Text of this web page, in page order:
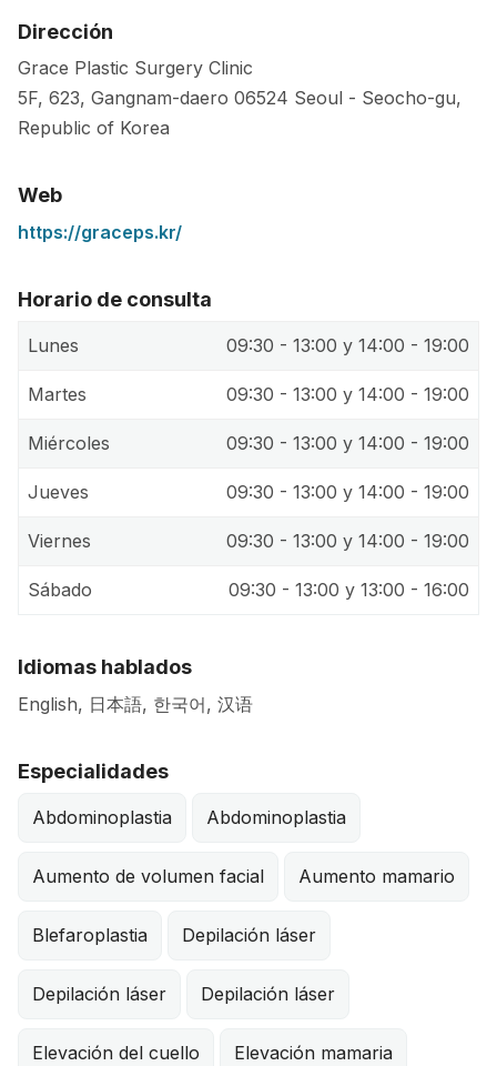
Dirección
Grace Plastic Surgery Clinic
5F, 623, Gangnam-daero 06524 Seoul - Seocho-gu,
Republic of Korea
Web
https://graceps.kr/
Horario de consulta
Lunes 09:30 - 13:00 y 14:00 - 19:00
Martes 09:30 - 13:00 y 14:00 - 19:00
Miércoles 09:30 - 13:00 y 14:00 - 19:00
Jueves 09:30 - 13:00 y 14:00 - 19:00
Viernes 09:30 - 13:00 y 14:00 - 19:00
Sábado 09:30 - 13:00 y 13:00 - 16:00
Idiomas hablados
English, 日本語, 한국어, 汉语
Especialidades
Abdominoplastia Abdominoplastia
Aumento de volumen facial Aumento mamario
Blefaroplastia Depilación láser
Depilación láser Depilación láser
Elevación del cuello Elevación mamaria